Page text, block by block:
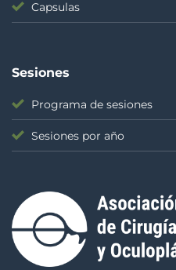
Capsulas
Sesiones
Programa de sesiones
Sesiones por año